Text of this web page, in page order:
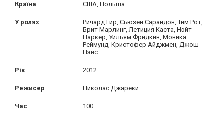
Країна США, Польша
У ролях
Ричард Гир, Сьюзен Сарандон, Тим Рот,
Брит Марлинг, Летиция Каста, Нэйт
Паркер, Уильям Фридкин, Моника
Реймунд, Кристофер Айджмен, Джош
Пэйс
Рік 2012
Режисер Николас Джареки
Час 100